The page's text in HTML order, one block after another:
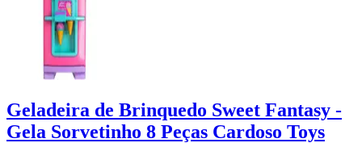
Geladeira de Brinquedo Sweet Fantasy -
Gela Sorvetinho 8 Peças Cardoso Toys